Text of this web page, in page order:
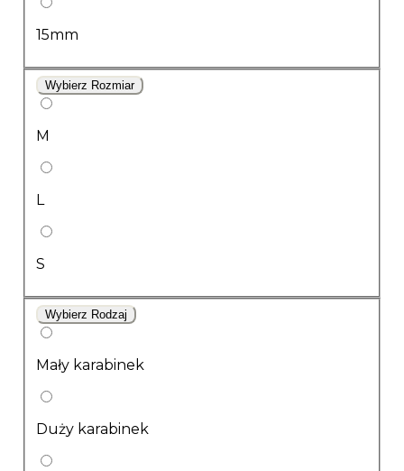
15mm
Wybierz Rozmiar
M
L
S
Wybierz Rodzaj
Mały karabinek
Duży karabinek